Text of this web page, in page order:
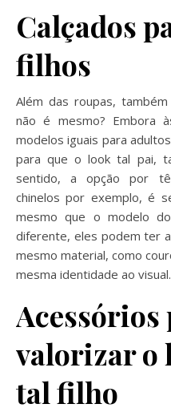
Calçados
filhos
Além das roupas,
não é mesmo? Embora
modelos iguais para
para que o look tal pai,
sentido, a opção por
chinelos por exemplo, é
mesmo que o modelo
diferente, eles podem ter
mesmo material, como
mesma identidade ao visual.
Acessórios
valorizar o
tal filho